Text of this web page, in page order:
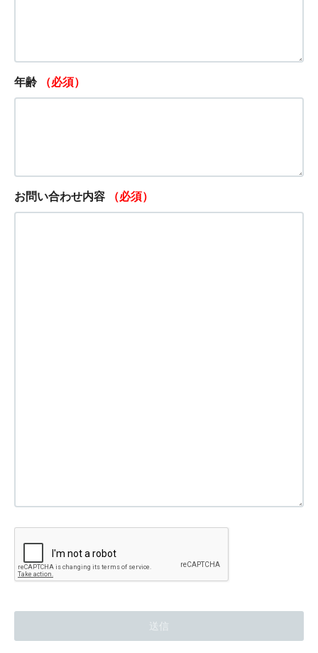
年齢 （必須）
お問い合わせ内容 （必須）